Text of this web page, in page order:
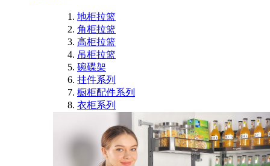
地柜拉篮
角柜拉篮
高柜拉篮
吊柜拉篮
碗碟架
挂件系列
橱柜配件系列
衣柜系列